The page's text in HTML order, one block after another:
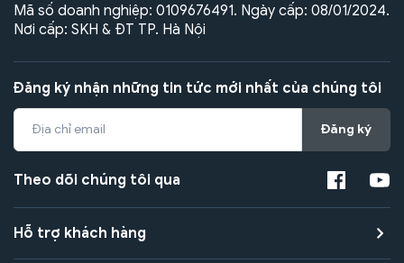
Mã số doanh nghiệp: 0109676491. Ngày cấp: 08/01/2024.
Nơi cấp: SKH & ĐT TP. Hà Nội
Đăng ký nhận những tin tức mới nhất của chúng tôi
Đăng ký
Theo dõi chúng tôi qua
Hỗ trợ khách hàng